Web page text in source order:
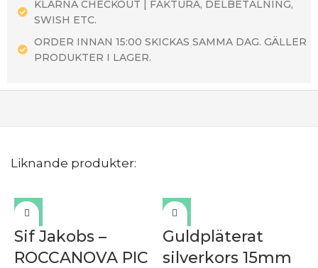
KLARNA CHECKOUT | FAKTURA, DELBETALNING,
SWISH ETC.
ORDER INNAN 15:00 SKICKAS SAMMA DAG. GÄLLER
PRODUKTER I LAGER.
Liknande produkter:
Sif Jakobs –
ROCCANOVA PIC
Guldpläterat
silverkors 15mm